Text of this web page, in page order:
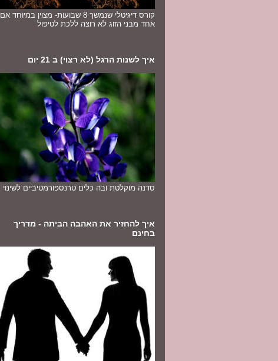
קורס דיגיטלי שנמשך 8 שבועות- מצוין במיוחד אם
אחד מבני הזוג לא רוצה ללכת לטיפול
איך לשנות הרגל (לא רצוי) ב 21 יום
סדנה מוקלטת ובה כלים טרנספורמטיביים לשינוי
איך להחזיר את האהבה הביתה - מדריך
בחינם